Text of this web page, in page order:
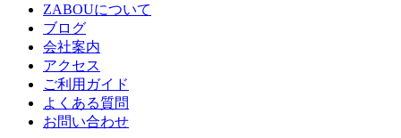
ZABOUについて
ブログ
会社案内
アクセス
ご利用ガイド
よくある質問
お問い合わせ